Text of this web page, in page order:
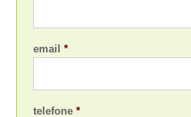
email *
telefone *